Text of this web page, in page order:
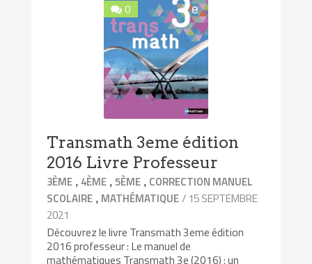
0
Transmath 3eme édition
2016 Livre Professeur
3ÈME , 4ÈME ,5ÈME , CORRECTION MANUEL
SCOLAIRE , MATHÉMATIQUE/ 15 SEPTEMBRE
2021
Découvrez le livre Transmath 3eme édition
2016 professeur : Le manuel de
mathématiques Transmath 3e (2016) : un